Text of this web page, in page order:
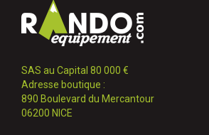
SAS au Capital 80 000 €
Adresse boutique :
890 Boulevard du Mercantour
06200 NICE